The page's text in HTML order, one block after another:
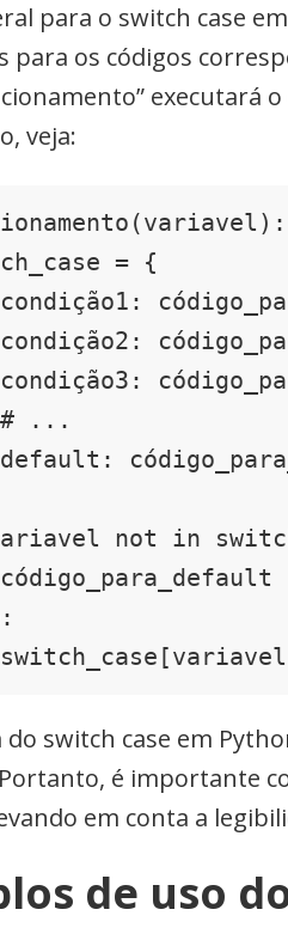
para o switch case
para os códigos
executará
veja:
switch case em
é importante
em conta a
de uso